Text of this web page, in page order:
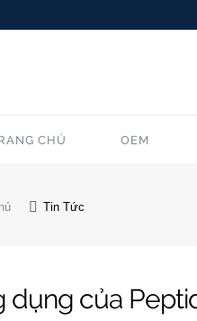
CHỦ OEM
Tin Tức
dụng của